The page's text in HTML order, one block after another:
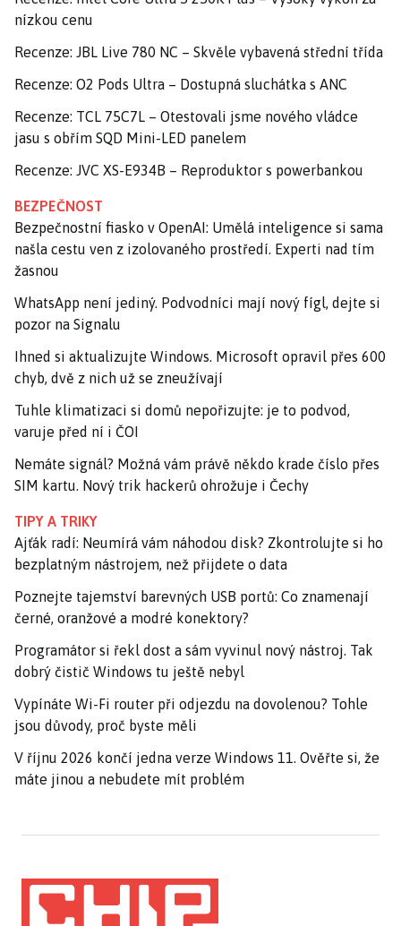
nízkou cenu
Recenze: JBL Live 780 NC – Skvěle vybavená střední třída
Recenze: O2 Pods Ultra – Dostupná sluchátka s ANC
Recenze: TCL 75C7L – Otestovali jsme nového vládce
jasu s obřím SQD Mini-LED panelem
Recenze: JVC XS-E934B – Reproduktor s powerbankou
BEZPEČNOST
Bezpečnostní fiasko v OpenAI: Umělá inteligence si sama
našla cestu ven z izolovaného prostředí. Experti nad tím
žasnou
WhatsApp není jediný. Podvodníci mají nový fígl, dejte si
pozor na Signalu
Ihned si aktualizujte Windows. Microsoft opravil přes 600
chyb, dvě z nich už se zneužívají
Tuhle klimatizaci si domů nepořizujte: je to podvod,
varuje před ní i ČOI
Nemáte signál? Možná vám právě někdo krade číslo přes
SIM kartu. Nový trik hackerů ohrožuje i Čechy
TIPY A TRIKY
Ajťák radí: Neumírá vám náhodou disk? Zkontrolujte si ho
bezplatným nástrojem, než přijdete o data
Poznejte tajemství barevných USB portů: Co znamenají
černé, oranžové a modré konektory?
Programátor si řekl dost a sám vyvinul nový nástroj. Tak
dobrý čistič Windows tu ještě nebyl
Vypínáte Wi-Fi router při odjezdu na dovolenou? Tohle
jsou důvody, proč byste měli
V říjnu 2026 končí jedna verze Windows 11. Ověřte si, že
máte jinou a nebudete mít problém